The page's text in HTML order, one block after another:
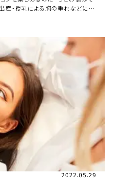
産・授乳による胸の垂れなどにお
2022.05.29